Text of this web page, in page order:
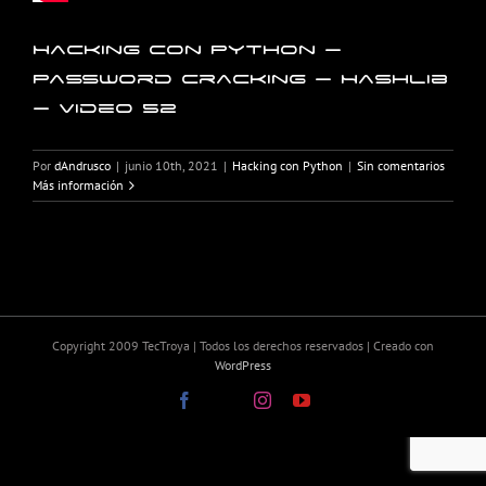
Hacking con Python –
Password Cracking – Hashlib
– Video 52
Por dAndrusco | junio 10th, 2021 | Hacking con Python | Sin comentarios
Más información
Copyright 2009 TecTroya | Todos los derechos reservados | Creado con
WordPress
Facebook InstagramYouTube